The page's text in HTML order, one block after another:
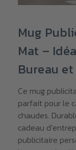
Mug
Mat –
Bureau
Ce mug
parfait pour le
chaudes.
cadeau
publicitaire